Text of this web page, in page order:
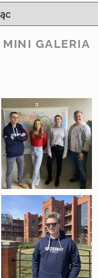
MINI GALERIA